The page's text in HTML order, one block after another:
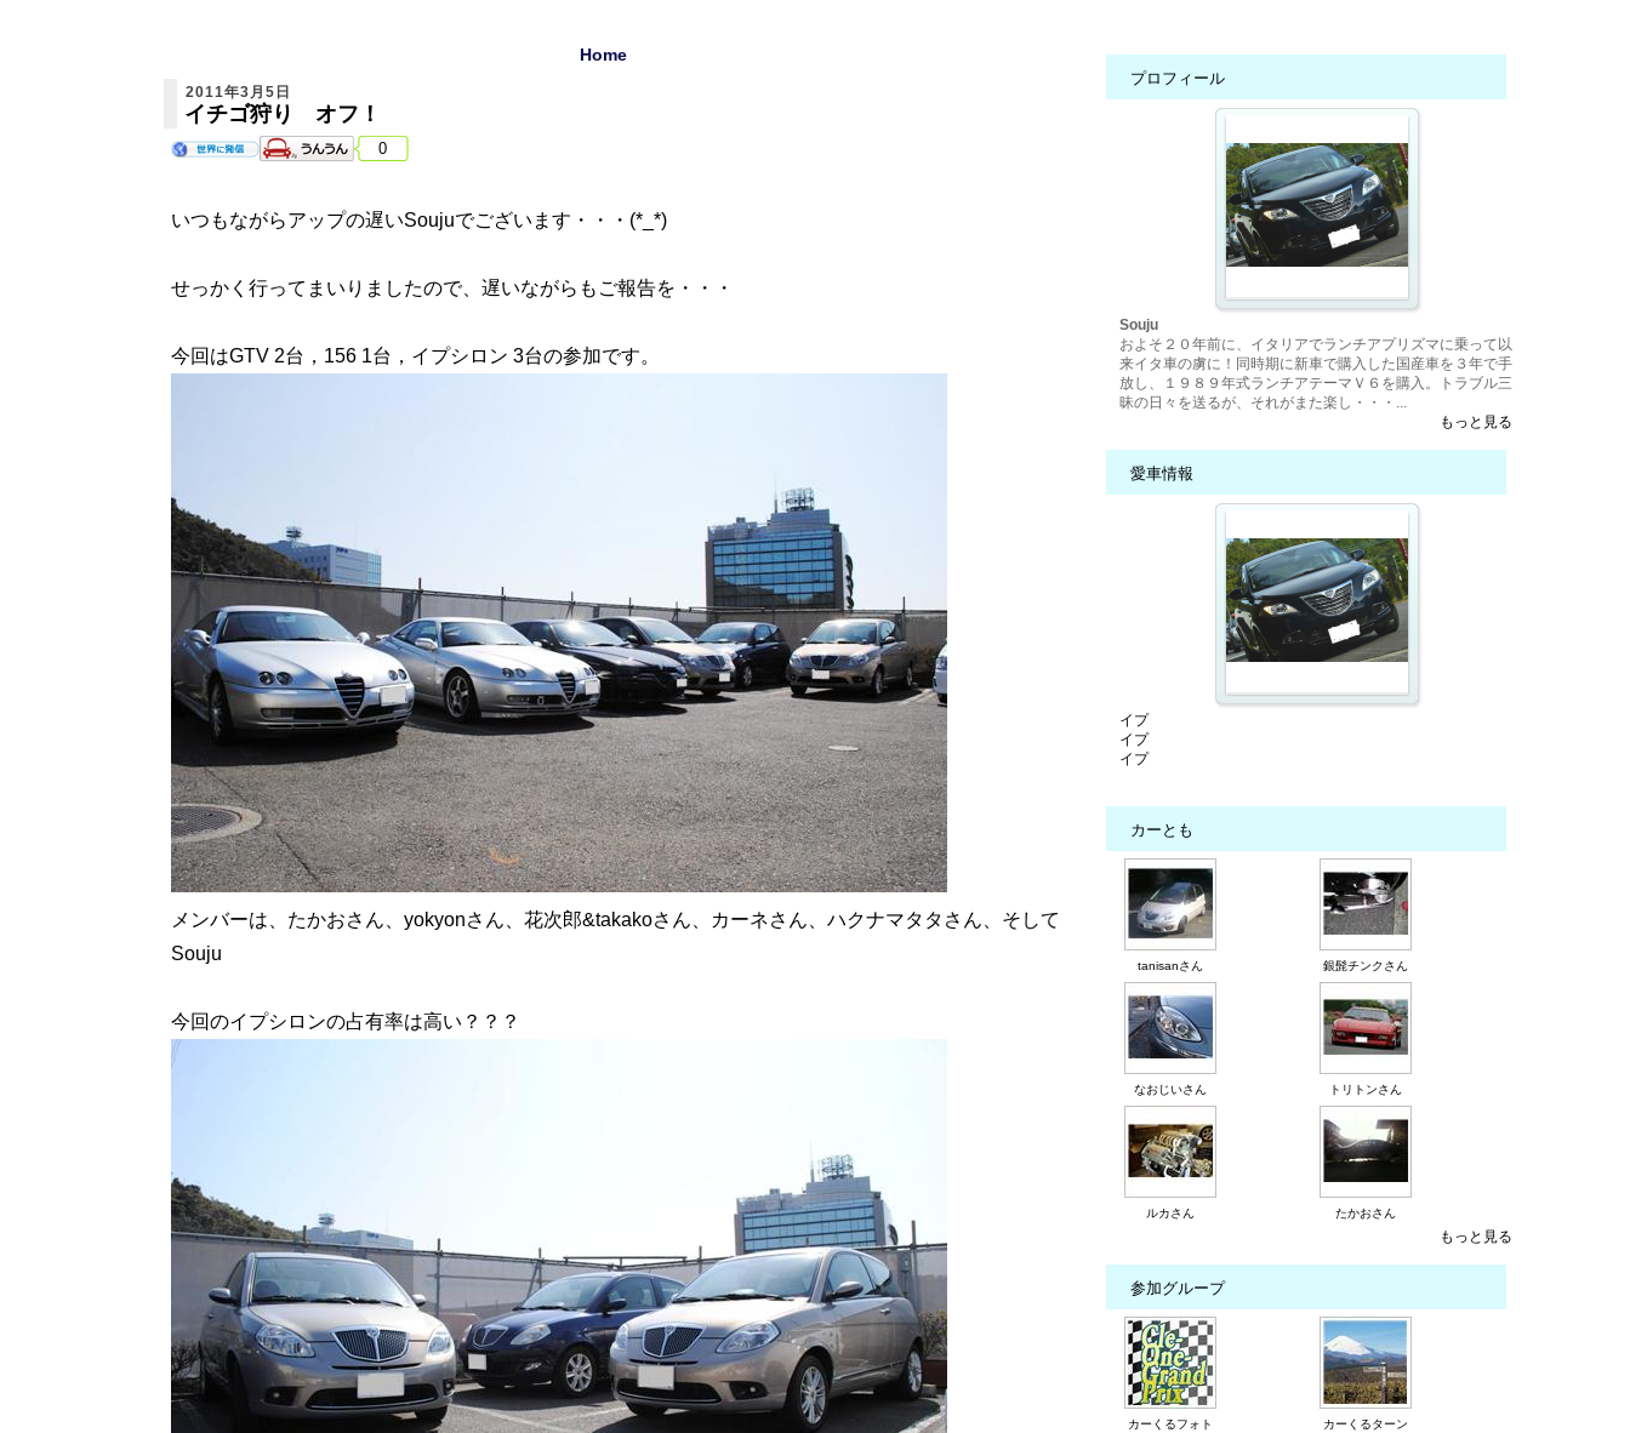
Home
2011年3月5日
イチゴ狩り オフ！
0
いつもながらアップの遅いSoujuでございます・・・(*_*)
せっかく行ってまいりましたので、遅いながらもご報告を・・・
今回はGTV 2台，156 1台，イプシロン 3台の参加です。
メンバーは、たかおさん、yokyonさん、花次郎&takakoさん、カーネさん、ハクナマタタさん、そして
Souju
今回のイプシロンの占有率は高い？？？
プロフィール
Souju
およそ２０年前に、イタリアでランチアプリズマに乗って以
来イタ車の虜に！同時期に新車で購入した国産車を３年で手
放し、１９８９年式ランチアテーマＶ６を購入。トラブル三
昧の日々を送るが、それがまた楽し・・・...
もっと見る
愛車情報
イプ
イプ
イプ
カーとも
tanisanさん 銀髭チンクさん
なおじいさん トリトンさん
ルカさん たかおさん
もっと見る
参加グループ
カーくるフォト
カーくるターン